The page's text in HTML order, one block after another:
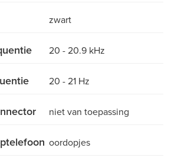
zwart
20 - 20.9 kHz
20 - 21 Hz
niet van toepassing
oordopjes